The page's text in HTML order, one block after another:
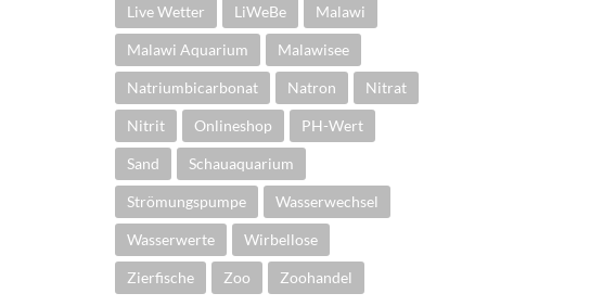
Live Wetter LiWeBe Malawi
Malawi Aquarium Malawisee
Natriumbicarbonat Natron Nitrat
Nitrit Onlineshop PH-Wert
Sand Schauaquarium
Strömungspumpe Wasserwechsel
Wasserwerte Wirbellose
Zierfische Zoo Zoohandel